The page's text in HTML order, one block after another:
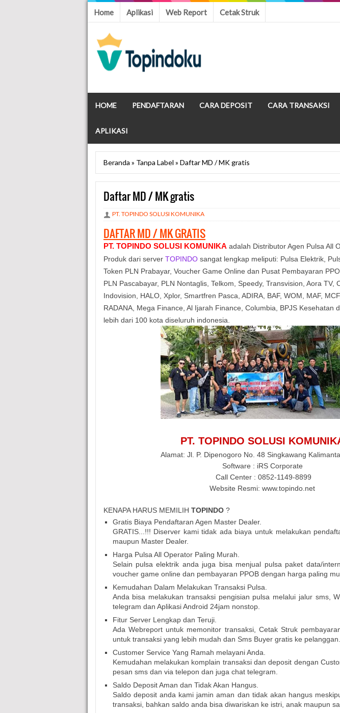
Home Aplikasi Web Report Cetak Struk
HOME PENDAFTARAN CARA DEPOSIT CARA TRANSAKSI
APLIKASI
Beranda » Tanpa Label » Daftar MD / MK gratis
Daftar MD / MK gratis
PT. TOPINDO SOLUSI KOMUNIKA
DAFTAR MD / MK GRATIS
PT. TOPINDO SOLUSI KOMUNIKA adalah Distributor Agen Pulsa All
Produk dari server TOPINDO sangat lengkap meliputi: Pulsa Elektrik,
Token PLN Prabayar, Voucher Game Online dan Pusat Pembayaran
PLN Pascabayar, PLN Nontaglis, Telkom, Speedy, Transvision, Aora TV,
Indovision, HALO, Xplor, Smartfren Pasca, ADIRA, BAF, WOM, MAF,
RADANA, Mega Finance, Al Ijarah Finance, Columbia, BPJS Kesehatan
lebih dari 100 kota diseluruh indonesia.
PT. TOPINDO SOLUSI
Alamat: Jl. P. Dipenogoro No. 48 Singkawang
Software : iRS Corporate
Call Center : 0852-1149-8899
Website Resmi: www.topindo.net
KENAPA HARUS MEMILIH TOPINDO ?
Gratis Biaya Pendaftaran Agen Master Dealer.
GRATIS...!!! Diserver kami tidak ada biaya untuk melakukan
maupun Master Dealer.
Harga Pulsa All Operator Paling Murah.
Selain pulsa elektrik anda juga bisa menjual pulsa paket data/
voucher game online dan pembayaran PPOB dengan harga paling
Kemudahan Dalam Melakukan Transaksi Pulsa.
Anda bisa melakukan transaksi pengisian pulsa melalui jalur sms,
telegram dan Aplikasi Android 24jam nonstop.
Fitur Server Lengkap dan Teruji.
Ada Webreport untuk memonitor transaksi, Cetak Struk
untuk transaksi yang lebih mudah dan Sms Buyer gratis ke pelanggan.
Customer Service Yang Ramah melayani Anda.
Kemudahan melakukan komplain transaksi dan deposit dengan
pesan sms dan via telepon dan juga chat telegram.
Saldo Deposit Aman dan Tidak Akan Hangus.
Saldo deposit anda kami jamin aman dan tidak akan hangus
transaksi, bahkan saldo anda bisa diwariskan ke istri, anak maupun